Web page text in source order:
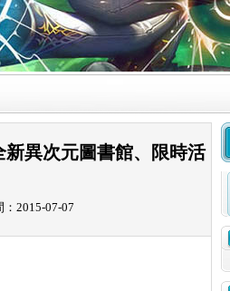
新異次元圖書館、限時活
：2015-07-07